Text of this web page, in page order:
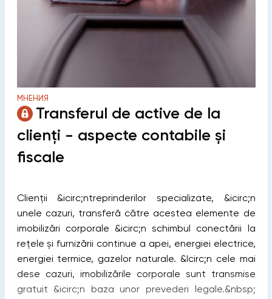
МНЕНИЯ
Transferul de active de la
clienți - aspecte contabile și
fiscale
Clienții &icirc;ntreprinderilor specializate, &icirc;n
unele cazuri, transferă către acestea elemente de
imobilizări corporale &icirc;n schimbul conectării la
rețele și furnizării continue a apei, energiei electrice,
energiei termice, gazelor naturale. &Icirc;n cele mai
dese cazuri, imobilizările corporale sunt transmise
gratuit &icirc;n baza unor prevederi legale.&nbsp;